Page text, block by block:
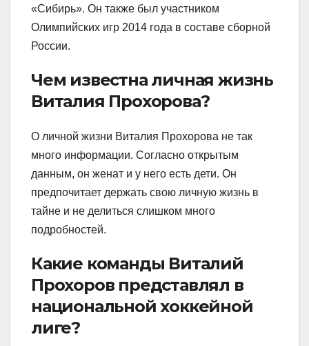
«Сибирь». Он также был участником
Олимпийских игр 2014 года в составе сборной
России.
Чем известна личная жизнь
Виталия Прохорова?
О личной жизни Виталия Прохорова не так
много информации. Согласно открытым
данным, он женат и у него есть дети. Он
предпочитает держать свою личную жизнь в
тайне и не делиться слишком много
подробностей.
Какие команды Виталий
Прохоров представлял в
национальной хоккейной
лиге?